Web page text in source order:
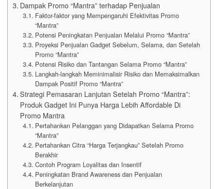
Dampak Promo “Mantra” terhadap Penjualan
Faktor-faktor yang Mempengaruhi Efektivitas Promo
“Mantra”
Potensi Peningkatan Penjualan Melalui Promo “Mantra”
Proyeksi Penjualan Gadget Sebelum, Selama, dan Setelah
Promo “Mantra”
Potensi Risiko dan Tantangan Selama Promo “Mantra”
Langkah-langkah Meminimalisir Risiko dan Memaksimalkan
Dampak Positif Promo “Mantra”
Strategi Pemasaran Lanjutan Setelah Promo “Mantra”:
Produk Gadget Ini Punya Harga Lebih Affordable Di
Promo Mantra
Pertahankan Pelanggan yang Didapatkan Selama Promo
“Mantra”
Pertahankan Citra “Harga Terjangkau” Setelah Promo
Berakhir
Contoh Program Loyalitas dan Insentif
Peningkatan Brand Awareness dan Penjualan
Berkelanjutan